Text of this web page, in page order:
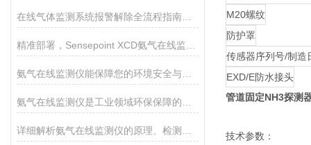
M20螺纹
防护罩
传感器序列号/制造
EXD/E防水接头
管道固定NH3探测
技术参数：